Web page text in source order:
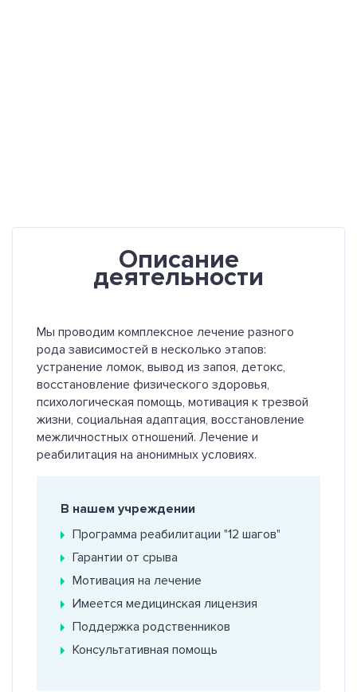
Описание
деятельности
Мы проводим комплексное лечение разного
рода зависимостей в несколько этапов:
устранение ломок, вывод из запоя, детокс,
восстановление физического здоровья,
психологическая помощь, мотивация к трезвой
жизни, социальная адаптация, восстановление
межличностных отношений. Лечение и
реабилитация на анонимных условиях.
В нашем учреждении
Программа реабилитации "12 шагов"
Гарантии от срыва
Мотивация на лечение
Имеется медицинская лицензия
Поддержка родственников
Консультативная помощь